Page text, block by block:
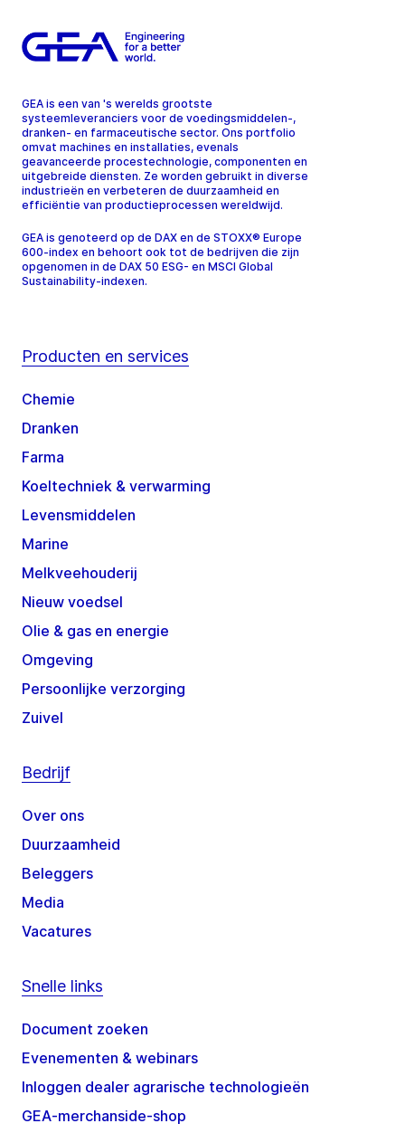
GEA is een van 's werelds grootste
systeemleveranciers voor de voedingsmiddelen-,
dranken- en farmaceutische sector. Ons portfolio
omvat machines en installaties, evenals
geavanceerde procestechnologie, componenten en
uitgebreide diensten. Ze worden gebruikt in diverse
industrieën en verbeteren de duurzaamheid en
efficiëntie van productieprocessen wereldwijd.
GEA is genoteerd op de DAX en de STOXX® Europe
600-index en behoort ook tot de bedrijven die zijn
opgenomen in de DAX 50 ESG- en MSCI Global
Sustainability-indexen.
Producten en services
Chemie
Dranken
Farma
Koeltechniek & verwarming
Levensmiddelen
Marine
Melkveehouderij
Nieuw voedsel
Olie & gas en energie
Omgeving
Persoonlijke verzorging
Zuivel
Bedrijf
Over ons
Duurzaamheid
Beleggers
Media
Vacatures
Snelle links
Document zoeken
Evenementen & webinars
Inloggen dealer agrarische technologieën
GEA-merchanside-shop